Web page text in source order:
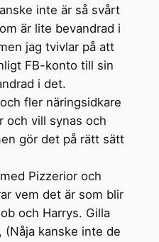
inte är så svårt
är lite bevandrad i
jag tvivlar på att
FB-konto till sin
i det.
fler näringsidkare
och vill synas och
gör det på rätt sätt
Pizzerior och
vem det är som blir
och Harrys. Gilla
(Nåja kanske inte de